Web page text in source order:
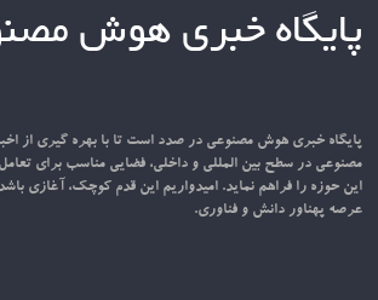
پایگاه خبری هوش
پایگاه خبری هوش مصنوعی در صدد است تا با بهره گیری از
مصنوعی در سطح بین المللی و داخلی، فضایی مناسب برای تعامل
این حوزه را فراهم نماید. امیدواریم این قدم کوچک، آغازی
عرصه پهناور دانش و فناوری.